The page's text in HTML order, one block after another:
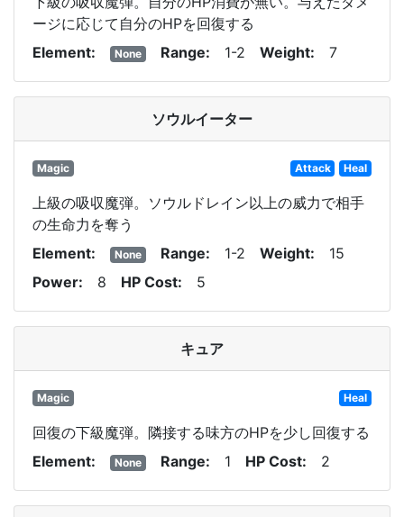
ージに応じて自分のHPを回復する
Element
None Range 1-2 Weight 7
ソウルイーター
Magic Attack Heal
上級の吸収魔弾。ソウルドレイン以上の威力で相手
の生命力を奪う
Element
None Range 1-2 Weight
15
Power
8 HP Cost 5
キュア
Magic Heal
回復の下級魔弾。隣接する味方のHPを少し回復する
Element
None Range 1 HP Cost 2